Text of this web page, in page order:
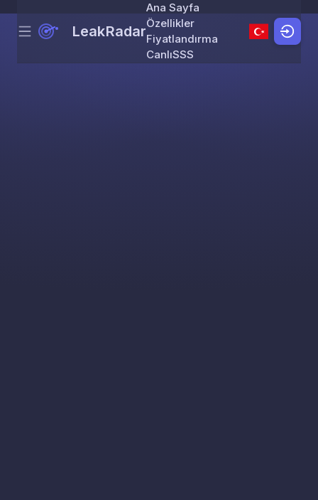
Skip to content
Menu LeakRadar
Ana Sayfa
Özellikler
Fiyatlandırma
CanlıSSS